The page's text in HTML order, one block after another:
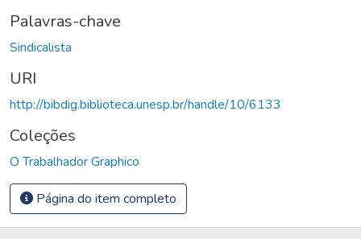
Palavras-chave
Sindicalista
URI
http://bibdig.biblioteca.unesp.br/handle/10/6133
Coleções
O Trabalhador Graphico
Página do item completo